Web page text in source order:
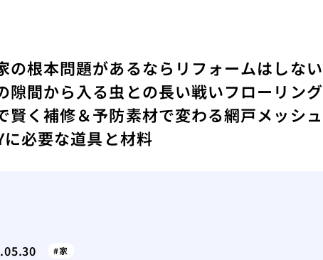
根本問題があるならリフォームはしな
隙間から入る虫との長い戦いフローリン
賢く補修＆予防素材で変わる網戸メッシ
必要な道具と材料
家